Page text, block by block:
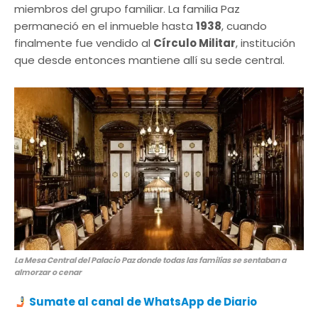
miembros del grupo familiar. La familia Paz
permaneció en el inmueble hasta 1938, cuando
finalmente fue vendido al Círculo Militar, institución
que desde entonces mantiene allí su sede central.
La Mesa Central del Palacio Paz donde todas las familias se sentaban a
almorzar o cenar
Sumate al canal de WhatsApp de Diario